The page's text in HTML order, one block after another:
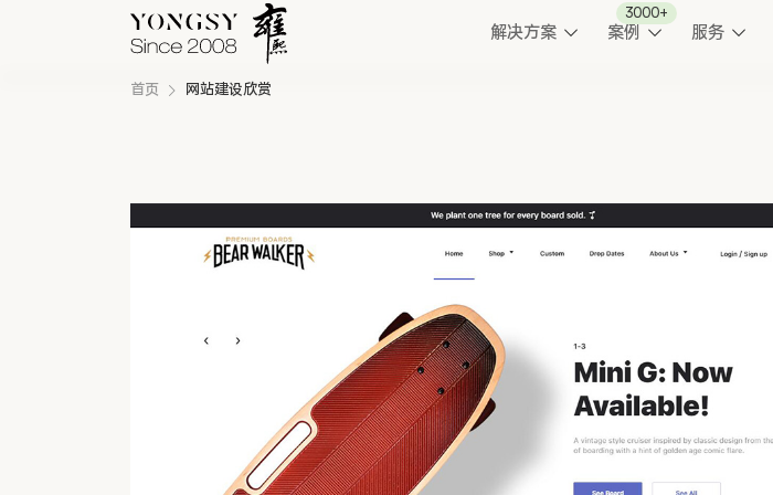
解决方案 案例
3000+
服务
新能源案例
我们的业务
首页 网站建设欣赏